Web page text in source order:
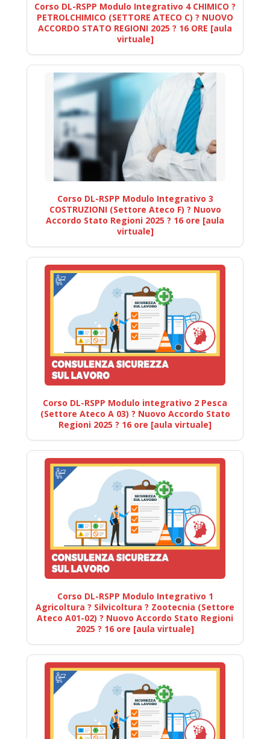
Corso DL-RSPP Modulo Integrativo 4 CHIMICO ?
PETROLCHIMICO (SETTORE ATECO C) ? NUOVO
ACCORDO STATO REGIONI 2025 ? 16 ORE [aula
virtuale]
Corso DL-RSPP Modulo Integrativo 3
COSTRUZIONI (Settore Ateco F) ? Nuovo
Accordo Stato Regioni 2025 ? 16 ore [aula
virtuale]
Corso DL-RSPP Modulo integrativo 2 Pesca
(Settore Ateco A 03) ? Nuovo Accordo Stato
Regioni 2025 ? 16 ore [aula virtuale]
Corso DL-RSPP Modulo Integrativo 1
Agricoltura ? Silvicoltura ? Zootecnia (Settore
Ateco A01-02) ? Nuovo Accordo Stato Regioni
2025 ? 16 ore [aula virtuale]